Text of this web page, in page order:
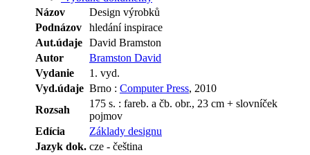
Názov
Design výrobků
Podnázov
hledání inspirace
Aut.údaje David Bramston
Autor
Bramston David
Vydanie
1. vyd.
Vyd.údaje Brno : Computer Press, 2010
Rozsah
175 s. : fareb. a čb. obr., 23 cm + slovníček
pojmov
Edícia
Základy designu
Jazyk dok. cze - čeština